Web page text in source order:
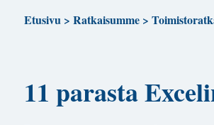
Etusivu> Ratkaisumme>
11 parasta